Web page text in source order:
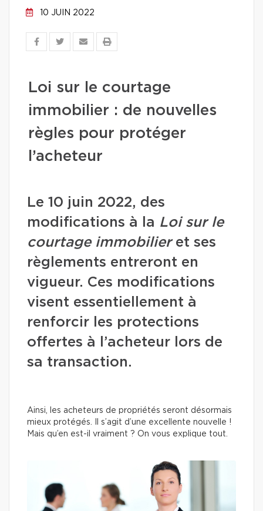
10 JUIN 2022
Loi sur le courtage
immobilier : de nouvelles
règles pour protéger
l’acheteur
Le 10 juin 2022, des
modifications à la Loi sur le
courtage immobilieret ses
règlements entreront en
vigueur. Ces modifications
visent essentiellement à
renforcir les protections
offertes à l’acheteur lors de
sa transaction.
Ainsi, les acheteurs de propriétés seront désormais
mieux protégés. Il s’agit d’une excellente nouvelle !
Mais qu’en est-il vraiment ? On vous explique tout.